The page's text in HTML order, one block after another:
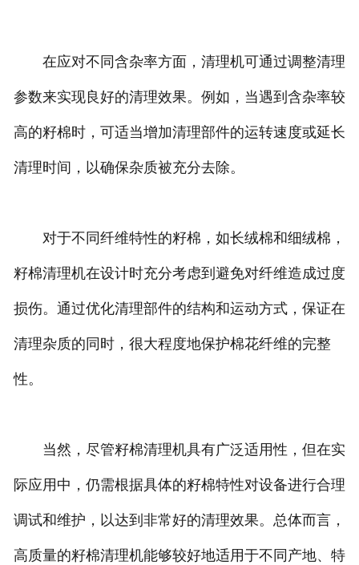
在应对不同含杂率方面，清理机可通过调整清理
参数来实现良好的清理效果。例如，当遇到含杂率较
高的籽棉时，可适当增加清理部件的运转速度或延长
清理时间，以确保杂质被充分去除。
对于不同纤维特性的籽棉，如长绒棉和细绒棉，
籽棉清理机在设计时充分考虑到避免对纤维造成过度
损伤。通过优化清理部件的结构和运动方式，保证在
清理杂质的同时，很大程度地保护棉花纤维的完整
性。
当然，尽管籽棉清理机具有广泛适用性，但在实
际应用中，仍需根据具体的籽棉特性对设备进行合理
调试和维护，以达到非常好的清理效果。总体而言，
高质量的籽棉清理机能够较好地适用于不同产地、特